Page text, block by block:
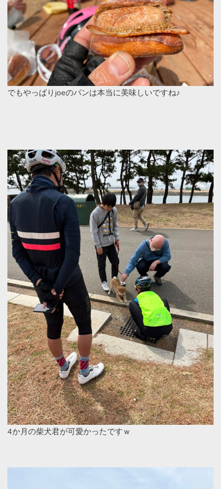
でもやっぱりjoeのパンは本当に美味しいですね♪
4か月の柴犬君が可愛かったですｗ